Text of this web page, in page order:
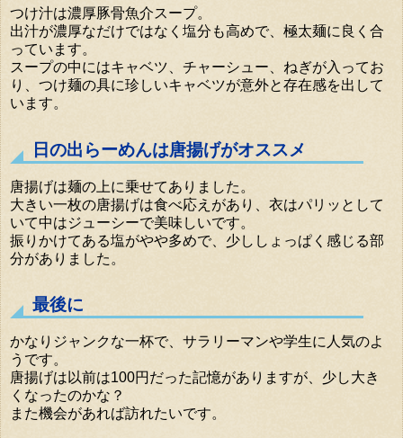
つけ汁は濃厚豚骨魚介スープ。
出汁が濃厚なだけではなく塩分も高めで、極太麺に良く合
っています。
スープの中にはキャベツ、チャーシュー、ねぎが入ってお
り、つけ麺の具に珍しいキャベツが意外と存在感を出して
います。
日の出らーめんは唐揚げがオススメ
唐揚げは麺の上に乗せてありました。
大きい一枚の唐揚げは食べ応えがあり、衣はパリッとして
いて中はジューシーで美味しいです。
振りかけてある塩がやや多めで、少ししょっぱく感じる部
分がありました。
最後に
かなりジャンクな一杯で、サラリーマンや学生に人気のよ
うです。
唐揚げは以前は100円だった記憶がありますが、少し大き
くなったのかな？
また機会があれば訪れたいです。